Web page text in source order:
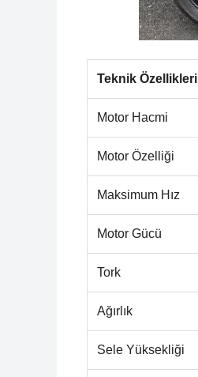
Teknik Özellikleri
Motor Hacmi
Motor Özelliği
Maksimum Hız
Motor Gücü
Tork
Ağırlık
Sele Yüksekliği